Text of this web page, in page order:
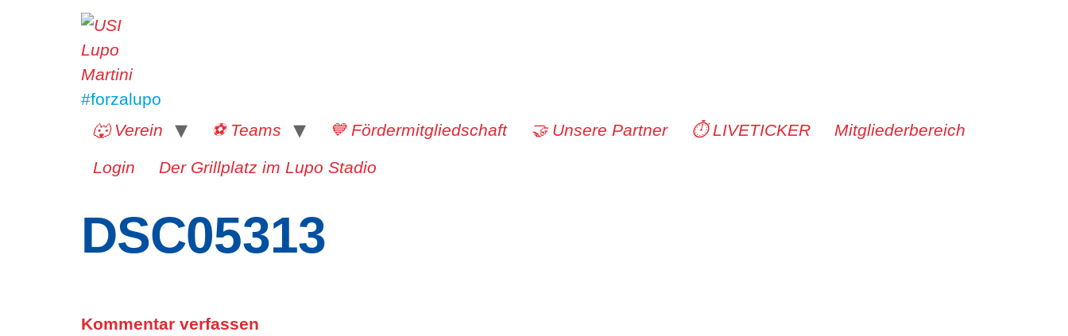
#forzalupo
🐺 Verein
⚽️ Teams 💙 Fördermitgliedschaft 🤝 Unsere Partner ⏱️ LIVETICKER Mitgliederbereich
Login Der Grillplatz im Lupo Stadio
DSC05313
Kommentar verfassen